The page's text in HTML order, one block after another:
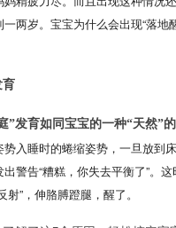
两岁。宝宝为什么会出现“落地
育
”发育如同宝宝的一种“天然”
入睡时的蜷缩姿势，一旦放到
警告“糟糕，你失去平衡了”。
”，伸胳膊蹬腿，醒了。